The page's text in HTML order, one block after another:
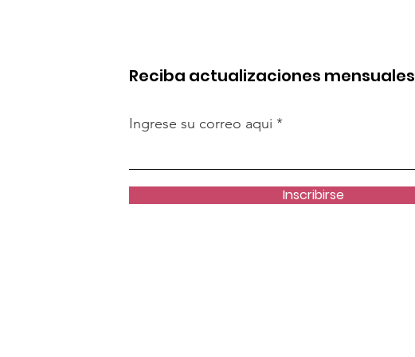
Reciba actualizaciones mensuales
Ingrese su correo aqui
Inscribirse